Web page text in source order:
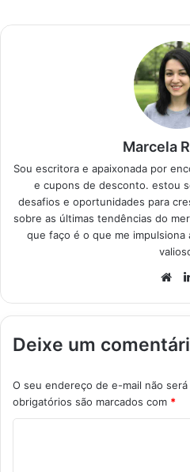
Marcela
Sou escritora e apaixonada por
e cupons de desconto. estou
desafios e oportunidades para
sobre as últimas tendências do
que faço é o que me
Deixe um
O seu endereço de e-mail não será
obrigatórios são marcados com *